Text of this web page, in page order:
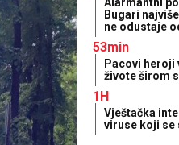
Bugari
ne odustaje
53min
Pacovi heroji
živote širom
1H
Vještačka
viruse koji se